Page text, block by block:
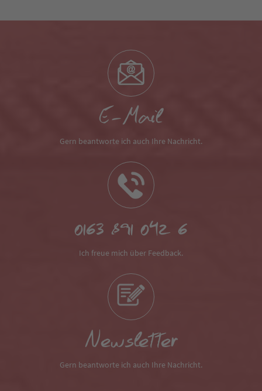
E-Mail
Gern beantworte ich auch Ihre Nachricht.
0163 891 042 6
Ich freue mich über Feedback.
Newsletter
Gern beantworte ich auch Ihre Nachricht.